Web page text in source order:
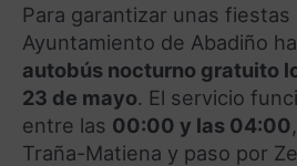
Para garantizar unas fiestas
Ayuntamiento de Abadiño
autobús nocturno gratuito
23 de mayo. El servicio
entre las 00:00 y las 04:00
Traña-Matiena y paso por